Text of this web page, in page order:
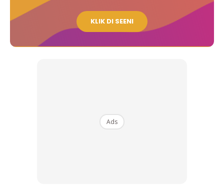
KLIK DI SEENI
Ads